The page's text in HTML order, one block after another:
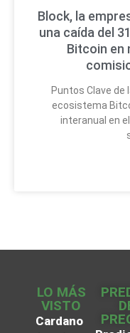
Block, la
una caída del
Bitcoin en
Puntos Clave de
ecosistema
interanual en
LO MÁS
VISTO
Cardano